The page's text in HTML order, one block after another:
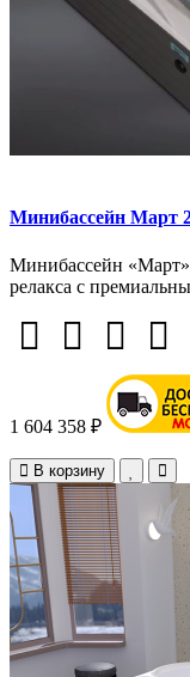
Минибассейн Март
Минибассейн
релакса с
1 604 358 ₽
В корзину